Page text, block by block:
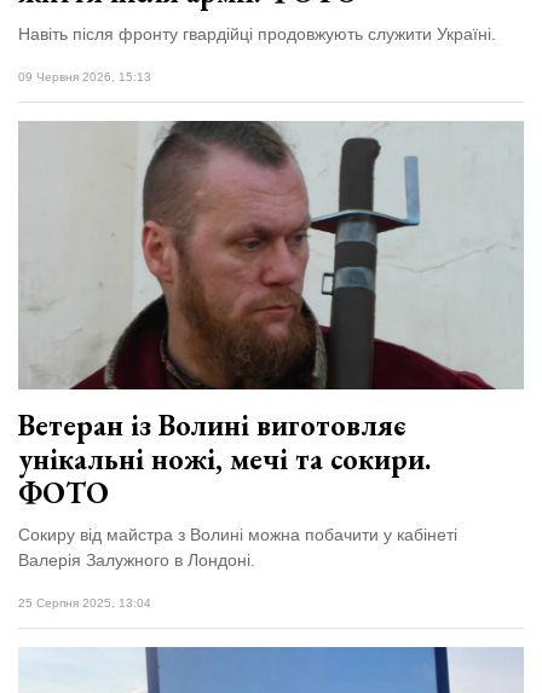
Навіть після фронту гвардійці продовжують служити Україні.
09 Червня 2026, 15:13
Ветеран із Волині виготовляє
унікальні ножі, мечі та сокири.
ФОТО
Сокиру від майстра з Волині можна побачити у кабінеті
Валерія Залужного в Лондоні.
25 Серпня 2025, 13:04